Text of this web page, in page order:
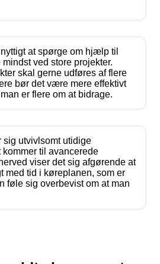
at spørge om hjælp til
ved store projekter.
skal gerne udføres af flere
bør det være mere effektivt
er flere om at bidrage.
utvivlsomt utidige
kommer til avancerede
viser det sig afgørende at
med tid i køreplanen, som er
føle sig overbevist om at man